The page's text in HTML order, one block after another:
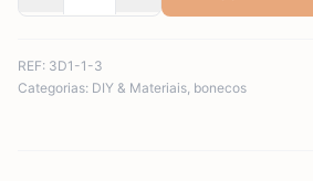
REF: 3D1-1-3
Categorias: DIY & Materiais, bonecos